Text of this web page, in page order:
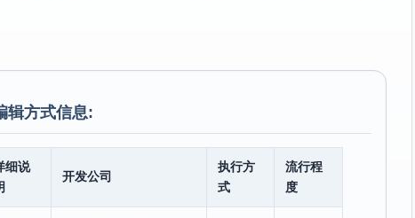
辑方式信息:
细说
开发公司
执行方
式
流行程
度